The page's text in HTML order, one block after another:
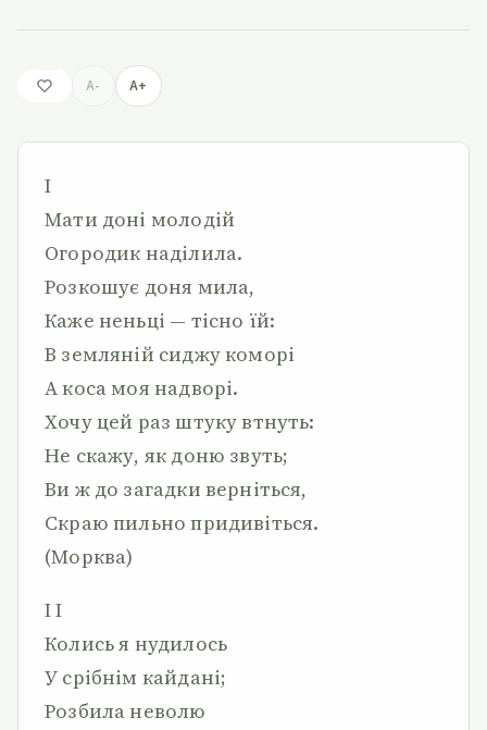
A- A+
І
Мати доні молодій
Огородик наділила.
Розкошує доня мила,
Каже неньці — тісно їй:
В земляній сиджу коморі
А коса моя надворі.
Хочу цей раз штуку втнуть:
Не скажу, як доню звуть;
Ви ж до загадки верніться,
Скраю пильно придивіться.
(Морква)
I I
Колись я нудилось
У срібнім кайдані;
Розбила неволю